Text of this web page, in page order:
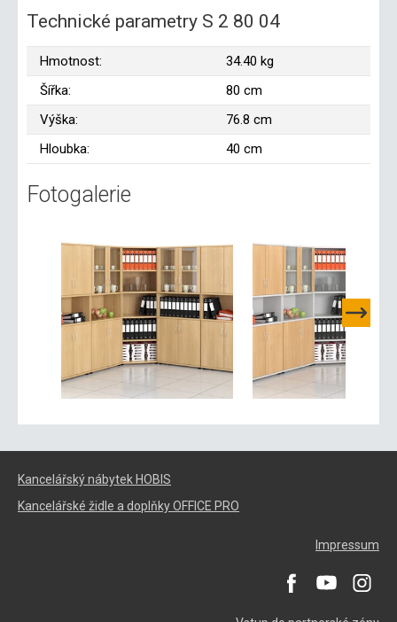
Technické parametry S 2 80 04
Hmotnost:
34.40 kg
Šířka:
80 cm
Výška:
76.8 cm
Hloubka:
40 cm
Fotogalerie
Kancelářský nábytek HOBIS
Kancelářské židle a doplňky OFFICE PRO
Impressum